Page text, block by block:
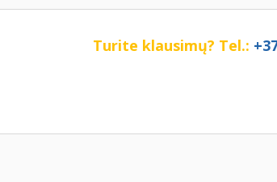
Turite klausimų? Tel.: